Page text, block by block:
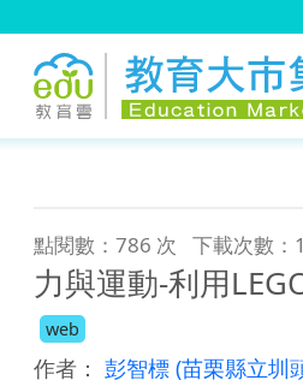
點閱數：786 次 下載次數：
力與運動-利用
web
作者： 彭智標 (苗栗縣立圳